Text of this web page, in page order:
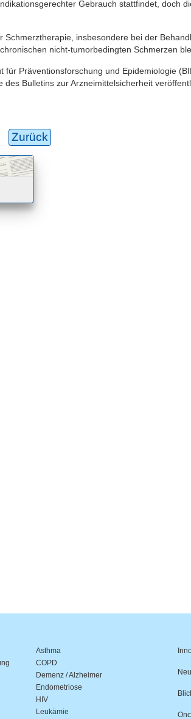
Gebrauch stattfindet, doch
insbesondere bei der
nicht-tumorbedingten Schmerzen
Präventionsforschung und Epidemiologie
Bulletins zur Arzneimittelsicherheit
Zurück
Asthma
COPD
Demenz / Alzheimer
Endometriose
HIV
Leukämie